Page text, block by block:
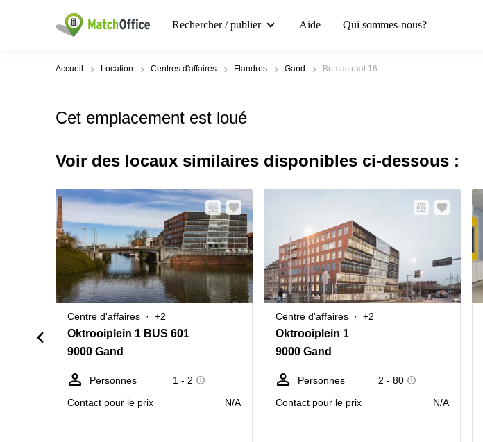
Rechercher / publier Aide Qui sommes-nous?
Accueil Location Centres d'affaires Flandres Gand Bomastraat 16
Cet emplacement est loué
Voir des locaux similaires disponibles ci-dessous :
Centre d'affaires +2
Oktrooiplein 1 BUS 601
9000 Gand
Personnes
1 - 2
Contact pour le prix
N/A
Centre d'affaires +2
Oktrooiplein 1
9000 Gand
Personnes
2 - 80
Contact pour le prix
N/A